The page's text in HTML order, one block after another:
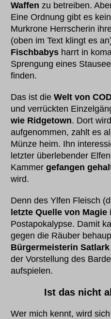
Waffen zu betreiben.
Eine Ordnung gibt es
Murkrone Herrscherin
(oben im Text klingt es
Fischbabys harrt in
Sprengung eines
finden.
Das ist dieWelt von
und verrückten
wie Ridgetown. Dort
aufgenommen, zahlt es
Münze heim. Ihn
letzter überlebender
Kammergefangen
wird.
Denn des Ylfen Fleisch
letzte Quelle von Magie
Postapokalypse. Damit
gegen die Räuber
Bürgermeisterin Satlark
der Vorstellung des
aufspielen.
Ist das nicht
Wer mich kennt, wird